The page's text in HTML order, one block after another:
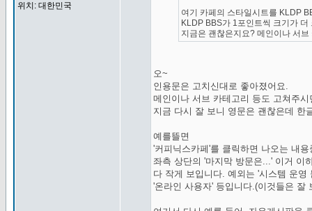
위치: 대한민국
여기 카페의 스타일시트를 KLDP
KLDP BBS가 1포인트씩 크기가 더
지금은 괜찮은지요? 메인이나 서
오~
인용문은 고치신대로 좋아졌어요.
메인이나 서브 카테고리 등도 고쳐주
지금 다시 잘 보니 영문은 괜찮은데 한
예를뜰면
'커피닉스카페'를 클릭하면 나오는 내용
좌측 상단의 '마지막 방문은...' 이거 이
다 작게 보입니다. 예외는 '시스템 운
'온라인 사용자' 등입니다.(이것들은 잘